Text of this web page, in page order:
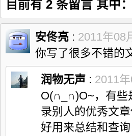
目前有 2 条留言 其中
安佟亮 : 2011年08
你写了很多不错的
润物无声 : 2011
O(∩_∩)O~，有些
录别人的优秀文
好用来总结和查询